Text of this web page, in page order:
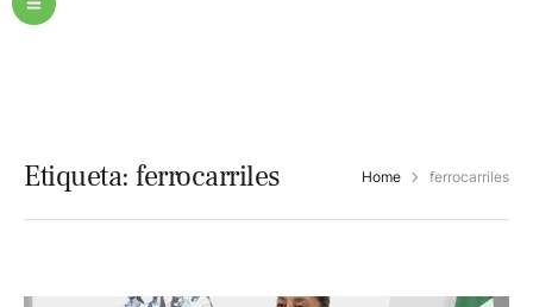
Etiqueta: ferrocarriles Home ferrocarriles